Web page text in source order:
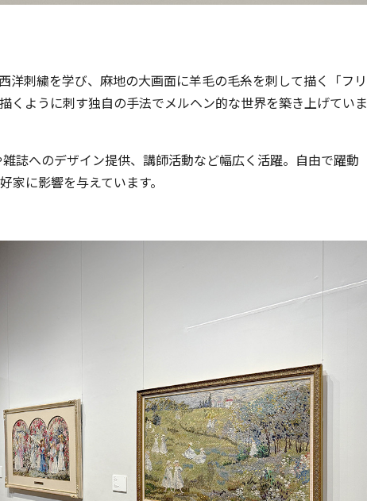
洋刺繍を学び、麻地の大画面に羊毛の毛糸を刺して描く「フリ
くように刺す独自の手法でメルヘン的な世界を築き上げていま
誌へのデザイン提供、講師活動など幅広く活躍。自由で躍動
に影響を与えています。